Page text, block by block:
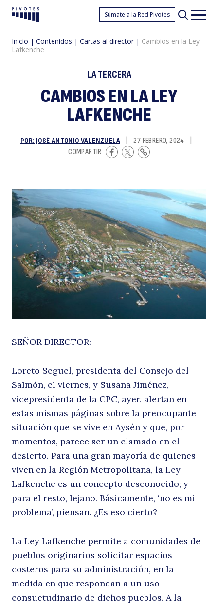
la
Pivotes Súmate a la Red Pivotes
Inicio | Contenidos | Cartas al director | Cambios en la Ley
Lafkenche
LA TERCERA
CAMBIOS EN LA LEY
LAFKENCHE
POR: JOSÉ ANTONIO VALENZUELA 27 FEBRERO, 2024
COMPARTIR
SEÑOR DIRECTOR:
Loreto Seguel, presidenta del Consejo del
Salmón, el viernes, y Susana Jiménez,
vicepresidenta de la CPC, ayer, alertan en
estas mismas páginas sobre la preocupante
situación que se vive en Aysén y que, por
momentos, parece ser un clamado en el
desierto. Para una gran mayoría de quienes
viven en la Región Metropolitana, la Ley
Lafkenche es un concepto desconocido; y
para el resto, lejano. Básicamente, ‘no es mi
problema’, piensan. ¿Es eso cierto?
La Ley Lafkenche permite a comunidades de
pueblos originarios solicitar espacios
costeros para su administración, en la
medida en que respondan a un uso
consuetudinario de dichos pueblos. A la